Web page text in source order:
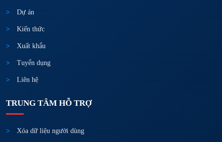
Dự án
Kiến thức
Xuất khẩu
Tuyển dụng
Liên hệ
TRUNG TÂM HỖ TRỢ
Xóa dữ liệu người dùng